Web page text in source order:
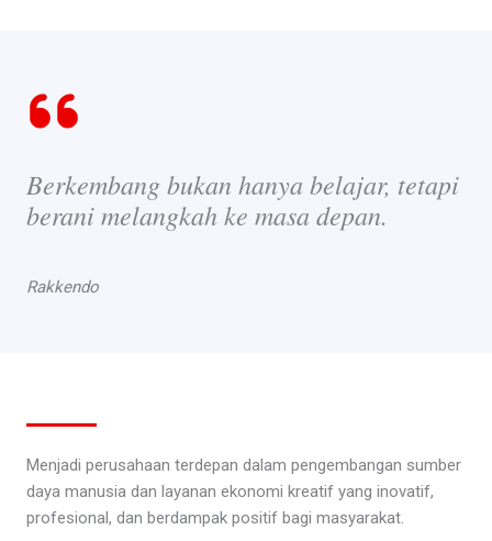
Berkembang bukan hanya belajar, tetapi
berani melangkah ke masa depan.
Rakkendo
Menjadi perusahaan terdepan dalam pengembangan sumber
daya manusia dan layanan ekonomi kreatif yang inovatif,
profesional, dan berdampak positif bagi masyarakat.